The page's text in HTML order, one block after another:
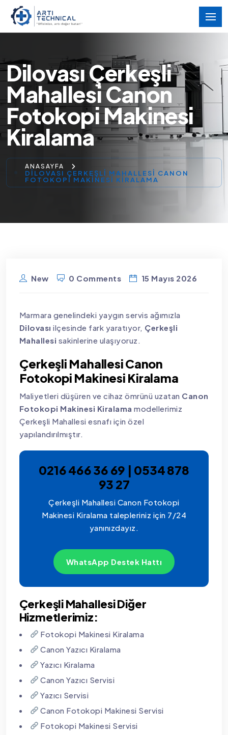
Dilovası Çerkeşli
Mahallesi Canon
Fotokopi Makinesi
Kiralama
ANASAYFA
DILOVASI ÇERKEŞLI MAHALLESI CANON
FOTOKOPI MAKINESI KIRALAMA
New 0 Comments 15 Mayıs 2026
Marmara genelindeki yaygın servis ağımızla
Dilovası ilçesinde fark yaratıyor, Çerkeşli
Mahallesi sakinlerine ulaşıyoruz.
Çerkeşli Mahallesi Canon
Fotokopi Makinesi Kiralama
Maliyetleri düşüren ve cihaz ömrünü uzatan Canon
Fotokopi Makinesi Kiralama modellerimiz
Çerkeşli Mahallesi esnafı için özel
yapılandırılmıştır.
0216 466 36 69 | 0534 878
93 27
Çerkeşli Mahallesi Canon Fotokopi
Makinesi Kiralama talepleriniz için 7/24
yanınızdayız.
WhatsApp Destek Hattı
Çerkeşli Mahallesi Diğer
Hizmetlerimiz:
Fotokopi Makinesi Kiralama
Canon Yazıcı Kiralama
Yazıcı Kiralama
Canon Yazıcı Servisi
Yazıcı Servisi
Canon Fotokopi Makinesi Servisi
Fotokopi Makinesi Servisi